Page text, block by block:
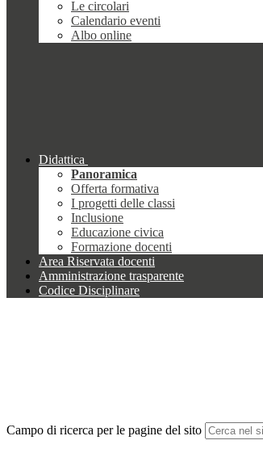
Le circolari
Calendario eventi
Albo online
Didattica
Panoramica
Offerta formativa
I progetti delle classi
Inclusione
Educazione civica
Formazione docenti
Area Riservata docenti
Amministrazione trasparente
Codice Disciplinare
Campo di ricerca per le pagine del sito